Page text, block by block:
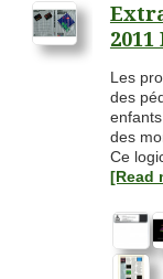
2011
Les
des
des
Ce
[Read